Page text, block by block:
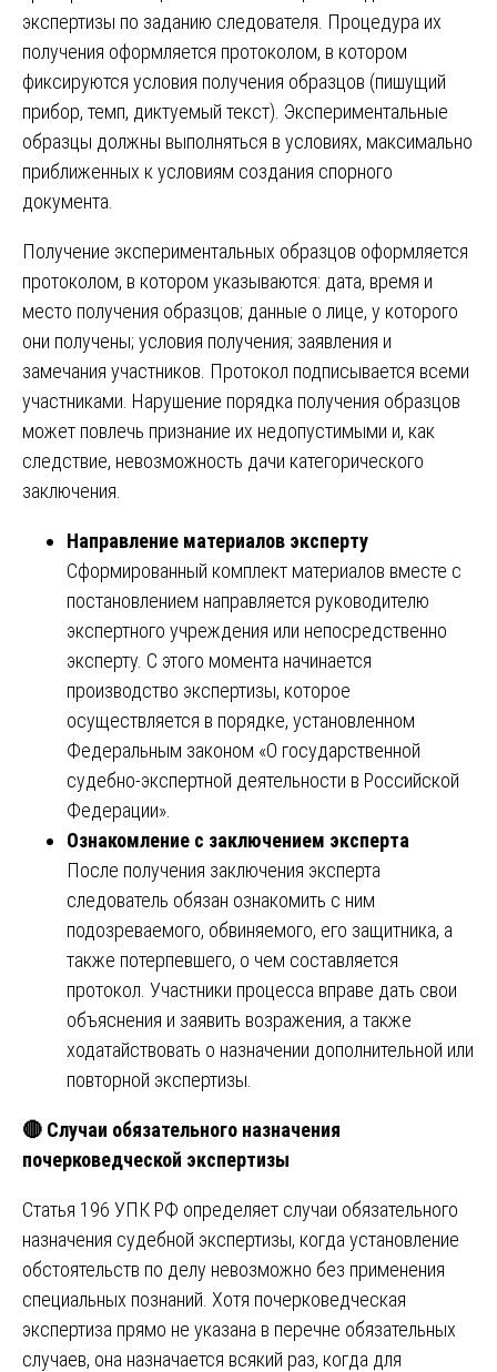
экспертизы по заданию следователя. Процедура их
получения оформляется протоколом, в котором
фиксируются условия получения образцов (пишущий
прибор, темп, диктуемый текст). Экспериментальные
образцы должны выполняться в условиях, максимально
приближенных к условиям создания спорного
документа.
Получение экспериментальных образцов оформляется
протоколом, в котором указываются: дата, время и
место получения образцов; данные о лице, у которого
они получены; условия получения; заявления и
замечания участников. Протокол подписывается всеми
участниками. Нарушение порядка получения образцов
может повлечь признание их недопустимыми и, как
следствие, невозможность дачи категорического
заключения.
Направление материалов эксперту
Сформированный комплект материалов вместе с
постановлением направляется руководителю
экспертного учреждения или непосредственно
эксперту. С этого момента начинается
производство экспертизы, которое
осуществляется в порядке, установленном
Федеральным законом «О государственной
судебно-экспертной деятельности в Российской
Федерации».
Ознакомление с заключением эксперта
После получения заключения эксперта
следователь обязан ознакомить с ним
подозреваемого, обвиняемого, его защитника, а
также потерпевшего, о чем составляется
протокол. Участники процесса вправе дать свои
объяснения и заявить возражения, а также
ходатайствовать о назначении дополнительной или
повторной экспертизы.
🔴 Случаи обязательного назначения
почерковедческой экспертизы
Статья 196 УПК РФ определяет случаи обязательного
назначения судебной экспертизы, когда установление
обстоятельств по делу невозможно без применения
специальных познаний. Хотя почерковедческая
экспертиза прямо не указана в перечне обязательных
случаев, она назначается всякий раз, когда для